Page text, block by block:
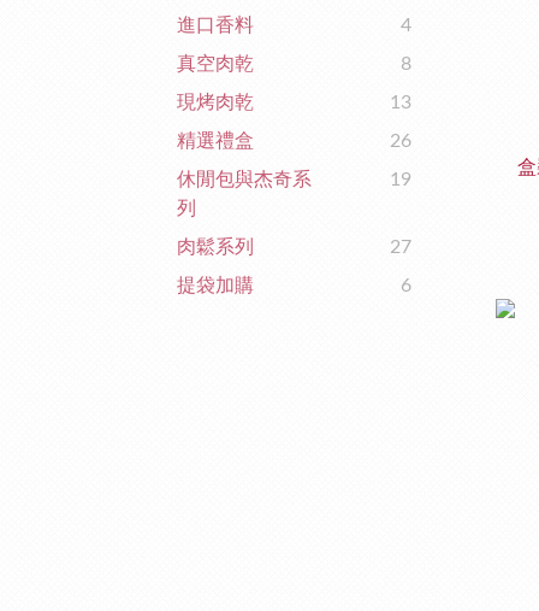
進口香料
4
真空肉乾
8
現烤肉乾
13
精選禮盒
26
休閒包與杰奇系
列
19
肉鬆系列
27
提袋加購
6